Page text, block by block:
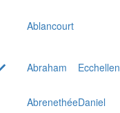
Ablancourt
Abraham
AbrenethéeDaniel